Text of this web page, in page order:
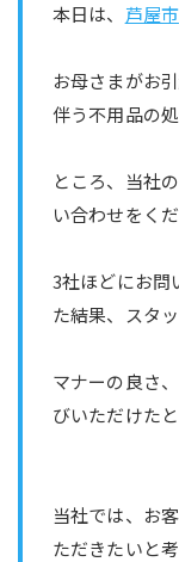
本日は、 芦屋市
お母さまがお
伴う不用品の
ところ、当社
い合わせをく
3社ほどにお問
た結果、スタ
マナーの良さ
びいただけた
当社では、お
ただきたいと